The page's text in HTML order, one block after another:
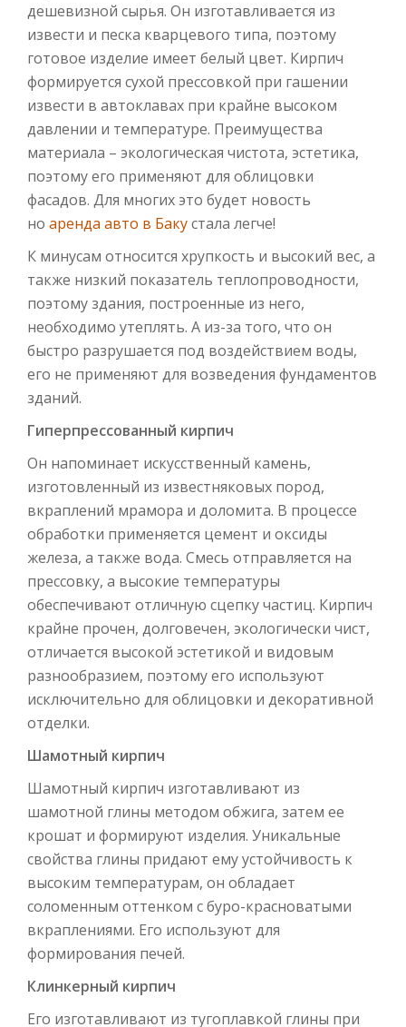
дешевизной сырья. Он изготавливается из
извести и песка кварцевого типа, поэтому
готовое изделие имеет белый цвет. Кирпич
формируется сухой прессовкой при гашении
извести в автоклавах при крайне высоком
давлении и температуре. Преимущества
материала – экологическая чистота, эстетика,
поэтому его применяют для облицовки
фасадов. Для многих это будет новость
но аренда авто в Бакустала легче!
К минусам относится хрупкость и высокий вес, а
также низкий показатель теплопроводности,
поэтому здания, построенные из него,
необходимо утеплять. А из-за того, что он
быстро разрушается под воздействием воды,
его не применяют для возведения фундаментов
зданий.
Гиперпрессованный кирпич
Он напоминает искусственный камень,
изготовленный из известняковых пород,
вкраплений мрамора и доломита. В процессе
обработки применяется цемент и оксиды
железа, а также вода. Смесь отправляется на
прессовку, а высокие температуры
обеспечивают отличную сцепку частиц. Кирпич
крайне прочен, долговечен, экологически чист,
отличается высокой эстетикой и видовым
разнообразием, поэтому его используют
исключительно для облицовки и декоративной
отделки.
Шамотный кирпич
Шамотный кирпич изготавливают из
шамотной глины методом обжига, затем ее
крошат и формируют изделия. Уникальные
свойства глины придают ему устойчивость к
высоким температурам, он обладает
соломенным оттенком с буро-красноватыми
вкраплениями. Его используют для
формирования печей.
Клинкерный кирпич
Его изготавливают из тугоплавкой глины при